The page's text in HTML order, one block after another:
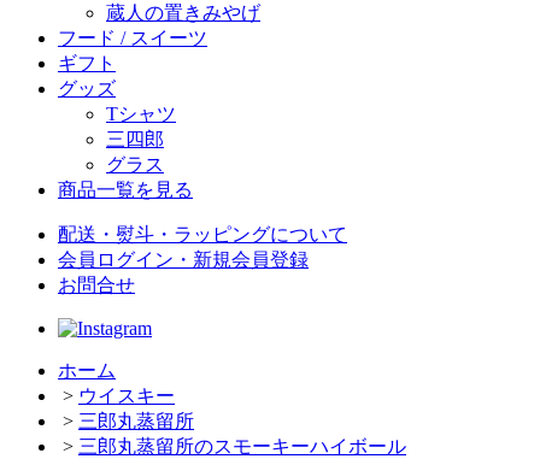
蔵人の置きみやげ
フード / スイーツ
ギフト
グッズ
Tシャツ
三四郎
グラス
商品一覧を見る
配送・熨斗・ラッピングについて
会員ログイン・新規会員登録
お問合せ
ホーム
> ウイスキー
> 三郎丸蒸留所
> 三郎丸蒸留所のスモーキーハイボール